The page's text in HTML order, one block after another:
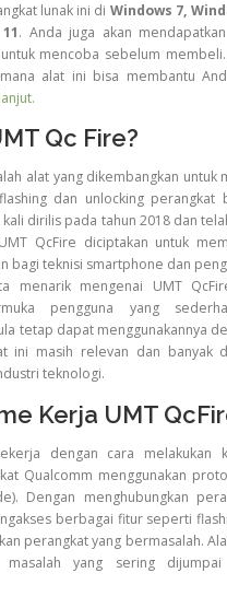
lunak ini di Windows 7,
. Anda juga akan mendapatkan
untuk mencoba sebelum
alat ini bisa membantu
Qc Fire?
alat yang dikembangkan untuk
dan unlocking perangkat
dirilis pada tahun 2018 dan
QcFire diciptakan untuk
bagi teknisi smartphone dan
menarik mengenai UMT
pengguna yang
tetap dapat menggunakannya
ini masih relevan dan banyak
teknologi.
Kerja UMT
dengan cara melakukan
Qualcomm menggunakan
Dengan menghubungkan
berbagai fitur seperti
perangkat yang bermasalah.
masalah yang sering